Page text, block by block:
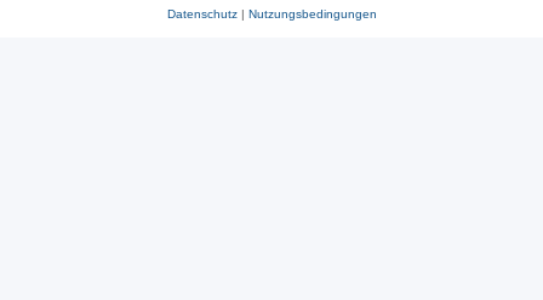
Datenschutz| Nutzungsbedingungen